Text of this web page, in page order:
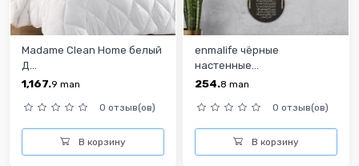
Madame Clean Home белый
Д...
1,167.9 man
0 отзыв(ов)
В корзину
enmalife чёрные
настенные...
254.8 man
0 отзыв(ов)
В корзину